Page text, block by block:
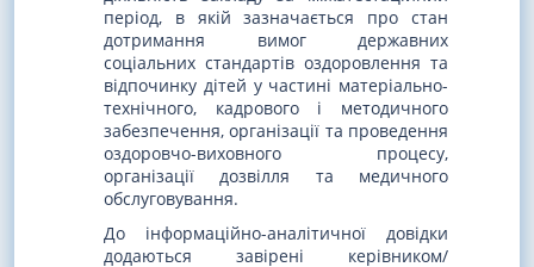
період, в якій зазначається про стан
дотримання вимог державних
соціальних стандартів оздоровлення та
відпочинку дітей у частині матеріально-
технічного, кадрового і методичного
забезпечення, організації та проведення
оздоровчо-виховного процесу,
організації дозвілля та медичного
обслуговування.
До інформаційно-аналітичної довідки
додаються завірені керівником/